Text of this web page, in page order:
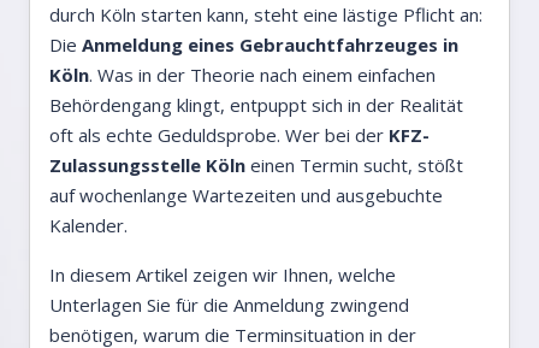
durch Köln starten kann, steht eine lästige Pflicht an:
Die Anmeldung eines Gebrauchtfahrzeuges in
Köln. Was in der Theorie nach einem einfachen
Behördengang klingt, entpuppt sich in der Realität
oft als echte Geduldsprobe. Wer bei der KFZ-
Zulassungsstelle Köln einen Termin sucht, stößt
auf wochenlange Wartezeiten und ausgebuchte
Kalender.
In diesem Artikel zeigen wir Ihnen, welche
Unterlagen Sie für die Anmeldung zwingend
benötigen, warum die Terminsituation in der